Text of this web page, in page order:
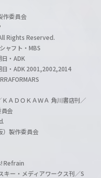
作委員会
Rights Reserved.
ャフト・MBS
・ADK
・ADK 2001,2002,2014
ＡＤＯＫＡＷＡ 角川書店刊／
会
製作委員会
Refrain
ー・メディアワークス刊／S